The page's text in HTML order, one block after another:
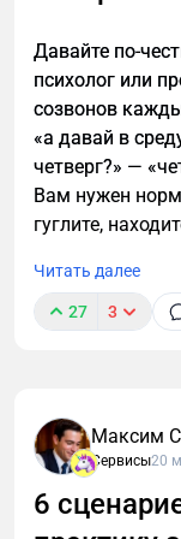
Давайте по-
психолог или
созвонов
«а давай в
четверг?» —
Вам нужен
гуглите,
Читать далее
27 3
Максим С
Сервисы20
6